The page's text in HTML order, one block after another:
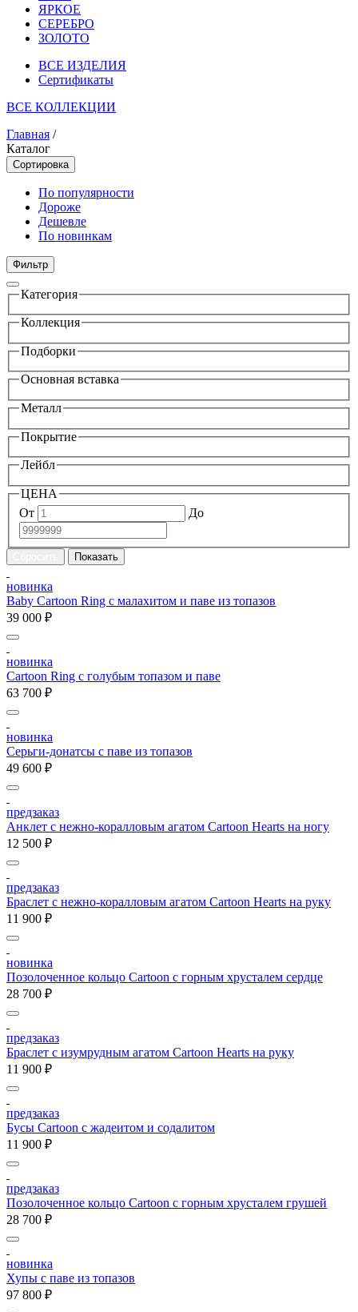
ЯРКОЕ
СЕРЕБРО
ЗОЛОТО
ВСЕ ИЗДЕЛИЯ
Сертификаты
ВСЕ КОЛЛЕКЦИИ
Главная /
Каталог
Сортировка
По популярности
Дороже
Дешевле
По новинкам
Фильтр
Категория
Коллекция
Подборки
Основная вставка
Металл
Покрытие
Лейбл
ЦЕНА
От
До
новинка
Baby Cartoon Ring с малахитом и паве из топазов
39 000 ₽
новинка
Cartoon Ring с голубым топазом и паве
63 700 ₽
новинка
Серьги-донатсы с паве из топазов
49 600 ₽
предзаказ
Анклет с нежно-коралловым агатом Cartoon Hearts на ногу
12 500 ₽
предзаказ
Браслет с нежно-коралловым агатом Cartoon Hearts на руку
11 900 ₽
новинка
Позолоченное кольцо Cartoon c горным хрусталем сердце
28 700 ₽
предзаказ
Браслет с изумрудным агатом Cartoon Hearts на руку
11 900 ₽
предзаказ
Бусы Cartoon с жадеитом и содалитом
11 900 ₽
предзаказ
Позолоченное кольцо Cartoon c горным хрусталем грушей
28 700 ₽
новинка
Хупы с паве из топазов
97 800 ₽